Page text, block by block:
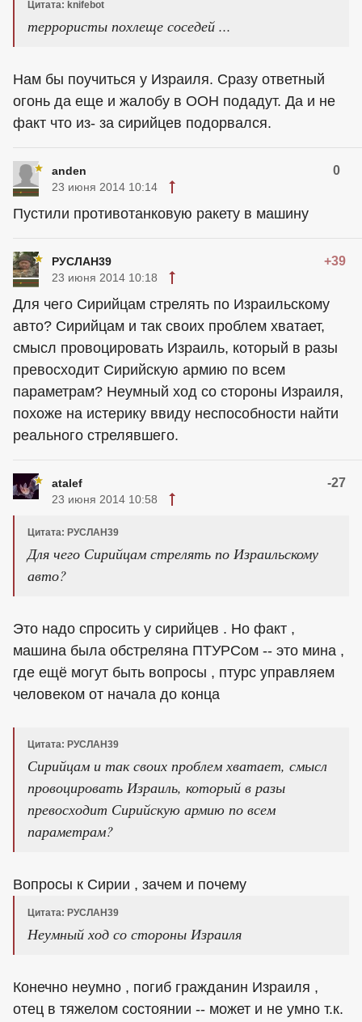
Цитата: knifebot
террористы похлеще соседей ...
Нам бы поучиться у Израиля. Сразу ответный
огонь да еще и жалобу в ООН подадут. Да и не
факт что из- за сирийцев подорвался.
anden 0
23 июня 2014 10:14
Пустили противотанковую ракету в машину
РУСЛАН39 +39
23 июня 2014 10:18
Для чего Сирийцам стрелять по Израильскому
авто? Сирийцам и так своих проблем хватает,
смысл провоцировать Израиль, который в разы
превосходит Сирийскую армию по всем
параметрам? Неумный ход со стороны Израиля,
похоже на истерику ввиду неспособности найти
реального стрелявшего.
atalef -27
23 июня 2014 10:58
Цитата: РУСЛАН39
Для чего Сирийцам стрелять по Израильскому
авто?
Это надо спросить у сирийцев . Но факт ,
машина была обстреляна ПТУРСом -- это мина ,
где ещё могут быть вопросы , птурс управляем
человеком от начала до конца
Цитата: РУСЛАН39
Сирийцам и так своих проблем хватает, смысл
провоцировать Израиль, который в разы
превосходит Сирийскую армию по всем
параметрам?
Вопросы к Сирии , зачем и почему
Цитата: РУСЛАН39
Неумный ход со стороны Израиля
Конечно неумно , погиб гражданин Израиля ,
отец в тяжелом состоянии -- может и не умно т.к.